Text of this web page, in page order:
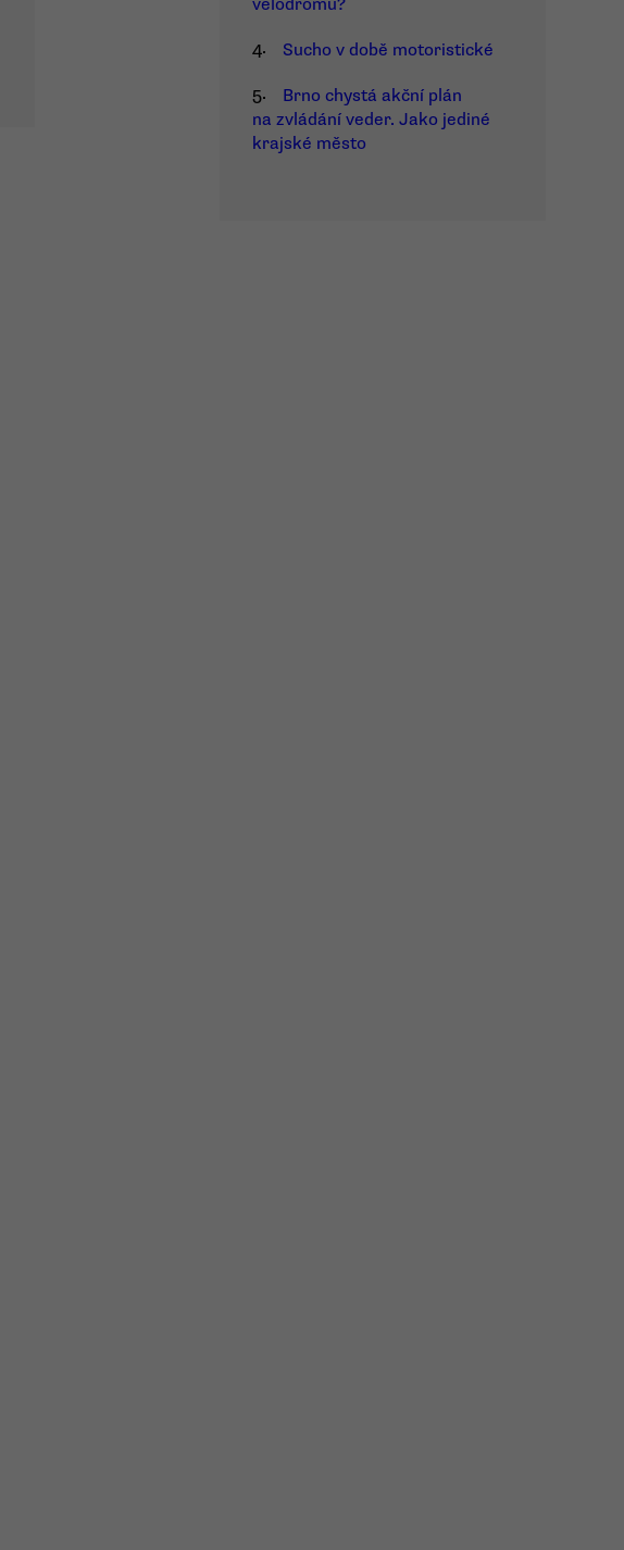
velodromu?
4.
Sucho v době motoristické
5.
Brno chystá akční plán
na zvládání veder. Jako jediné
krajské město